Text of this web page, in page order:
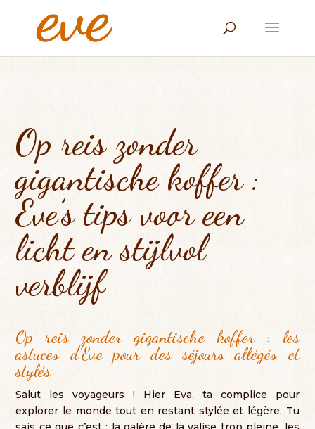
Op reis zonder
gigantische koffer :
Eve’s tips voor een
licht en stijlvol
verblijf
Op reis zonder gigantische koffer : les
astuces d’Eve pour des séjours allégés et
stylés
Salut les voyageurs ! Hier Eva, ta complice pour
explorer le monde tout en restant stylée et légère. Tu